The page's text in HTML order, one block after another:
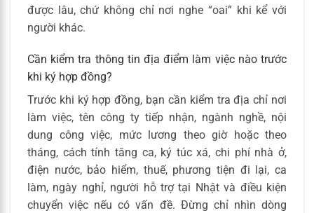
được lâu, chứ không chỉ nơi nghe “oai” khi kể với
người khác.
Cần kiểm tra thông tin địa điểm làm việc nào trước
khi ký hợp đồng?
Trước khi ký hợp đồng, bạn cần kiểm tra địa chỉ nơi
làm việc, tên công ty tiếp nhận, ngành nghề, nội
dung công việc, mức lương theo giờ hoặc theo
tháng, cách tính tăng ca, ký túc xá, chi phí nhà ở,
điện nước, bảo hiểm, thuế, phương tiện đi lại, ca
làm, ngày nghỉ, người hỗ trợ tại Nhật và điều kiện
chuyển việc nếu có vấn đề. Đừng chỉ nhìn dòng